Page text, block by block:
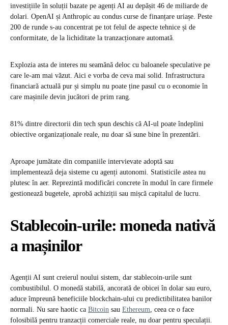
investițiile în soluții bazate pe agenți AI au depășit 46 de miliarde de
dolari. OpenAI și Anthropic au condus curse de finanțare uriașe. Peste
200 de runde s-au concentrat pe tot felul de aspecte tehnice și de
conformitate, de la lichiditate la tranzacționare automată.
Explozia asta de interes nu seamănă deloc cu baloanele speculative pe
care le-am mai văzut. Aici e vorba de ceva mai solid. Infrastructura
financiară actuală pur și simplu nu poate ține pasul cu o economie în
care mașinile devin jucători de prim rang.
81% dintre directorii din tech spun deschis că AI-ul poate îndeplini
obiective organizaționale reale, nu doar să sune bine în prezentări.
Aproape jumătate din companiile intervievate adoptă sau
implementează deja sisteme cu agenți autonomi. Statisticile astea nu
plutesc în aer. Reprezintă modificări concrete în modul în care firmele
gestionează bugetele, aprobă achiziții sau mișcă capitalul de lucru.
Stablecoin-urile: moneda nativă
a mașinilor
Agenții AI sunt creierul noului sistem, dar stablecoin-urile sunt
combustibilul. O monedă stabilă, ancorată de obicei în dolar sau euro,
aduce împreună beneficiile blockchain-ului cu predictibilitatea banilor
normali. Nu sare haotic ca Bitcoin sau Ethereum, ceea ce o face
folosibilă pentru tranzacții comerciale reale, nu doar pentru speculații.